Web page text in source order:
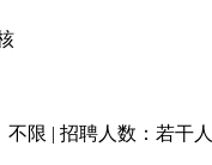
限 | 招聘人数：若干人